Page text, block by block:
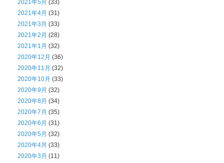
2021年5月 (33)
2021年4月 (31)
2021年3月 (33)
2021年2月 (28)
2021年1月 (32)
2020年12月 (36)
2020年11月 (32)
2020年10月 (33)
2020年9月 (32)
2020年8月 (34)
2020年7月 (35)
2020年6月 (31)
2020年5月 (32)
2020年4月 (33)
2020年3月 (11)